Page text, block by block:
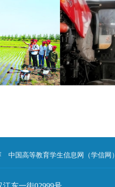
中国高等教育学生信息网（学信网）